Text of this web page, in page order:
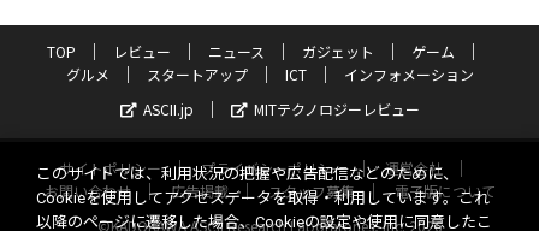
TOP レビュー ニュース ガジェット
ゲーム
グルメ
スタートアップ ICT
インフォメーション
ASCII.jp
MITテクノロジーレビュー
サイトポリシー プライバシーポリシー
運営会社
お問い合わせ
広告掲載 スタッフ募集
電子版について
©KADOKAWA ASCII Research Laboratories, Inc. 2026
このサイトでは、利用状況の把握や広告配信などのために、
Cookieを使用してアクセスデータを取得・利用しています。これ
以降のページに遷移した場合、Cookieの設定や使用に同意したこ